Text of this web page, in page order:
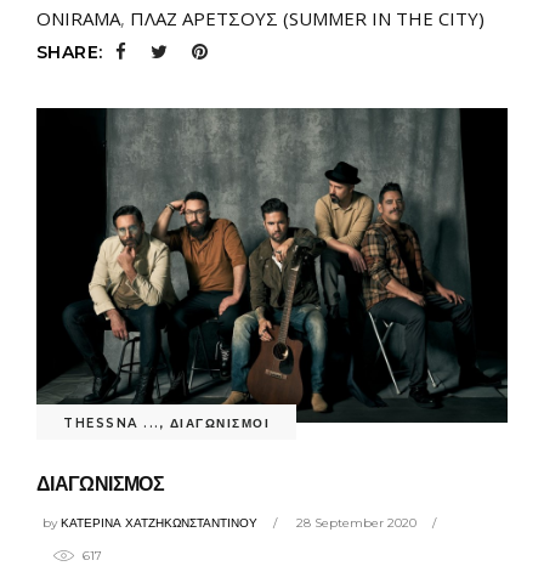
ONIRAMA, ΠΛΑΖ ΑΡΕΤΣΟΥΣ (SUMMER IN THE CITY)
SHARE:
THESSNA ... , ΔΙΑΓΩΝΙΣΜΟΙ
ΔΙΑΓΩΝΙΣΜΟΣ
byΚΑΤΕΡΙΝΑ ΧΑΤΖΗΚΩΝΣΤΑΝΤΙΝΟΥ 28 September 2020
617